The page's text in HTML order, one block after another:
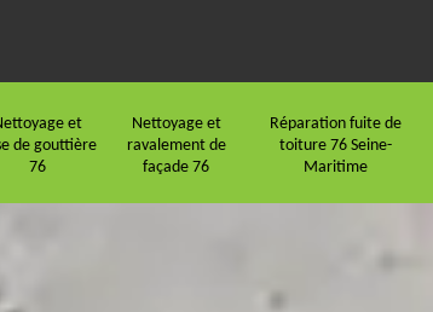
et
de gouttière
76
Nettoyage et
ravalement de
façade 76
Réparation fuite de
toiture 76 Seine-
Maritime